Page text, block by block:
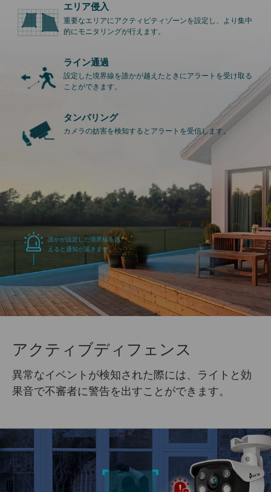
エリア侵入
重要なエリアにアクティビティゾーンを設定し、より集中
的にモニタリングが行えます。
ライン通過
設定した境界線を誰かが越えたときにアラートを受け取る
ことができます。
タンパリング
カメラの妨害を検知するとアラートを受信します。
誰かが設定した境界線を越
えると通知が届きます。
アクティブディフェンス
異常なイベントが検知された際には、ライトと効
果音で不審者に警告を出すことができます。